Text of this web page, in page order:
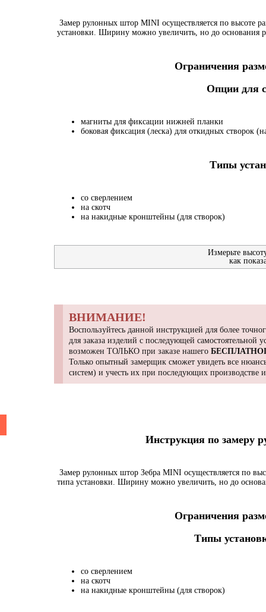
Замер рулонных штор MINI осуществляется по высоте
установки. Ширину можно увеличить, но до основания
Ограничения
Опции для
магниты для фиксации нижней планки
боковая фиксация (леска) для откидных створок
Типы
со сверлением
на скотч
на накидные кронштейны (для створок)
Измерьте
как
ВНИМАНИЕ!
Воспользуйтесь данной инструкцией для более
для заказа изделий с последующей
возможен ТОЛЬКО при заказе нашего
Только опытный замерщик сможет увидеть все
систем) и учесть их при последующих производстве
Инструкция по
Замер рулонных штор Зебра MINI осуществляется по
типа установки. Ширину можно увеличить, но до
Ограничения
Типы
со сверлением
на скотч
на накидные кронштейны (для створок)